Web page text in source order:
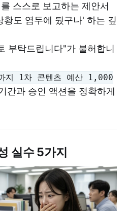
스스로 보고하는 제안서
도 염두에 뒀구나' 하는 깊
부탁드립니다"가 불허합니
지 1차 콘텐츠 예산 1,000
간과 승인 액션을 정확하게
실수 5가지